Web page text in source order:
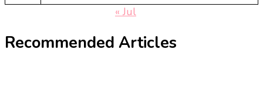
« Jul
Recommended Articles